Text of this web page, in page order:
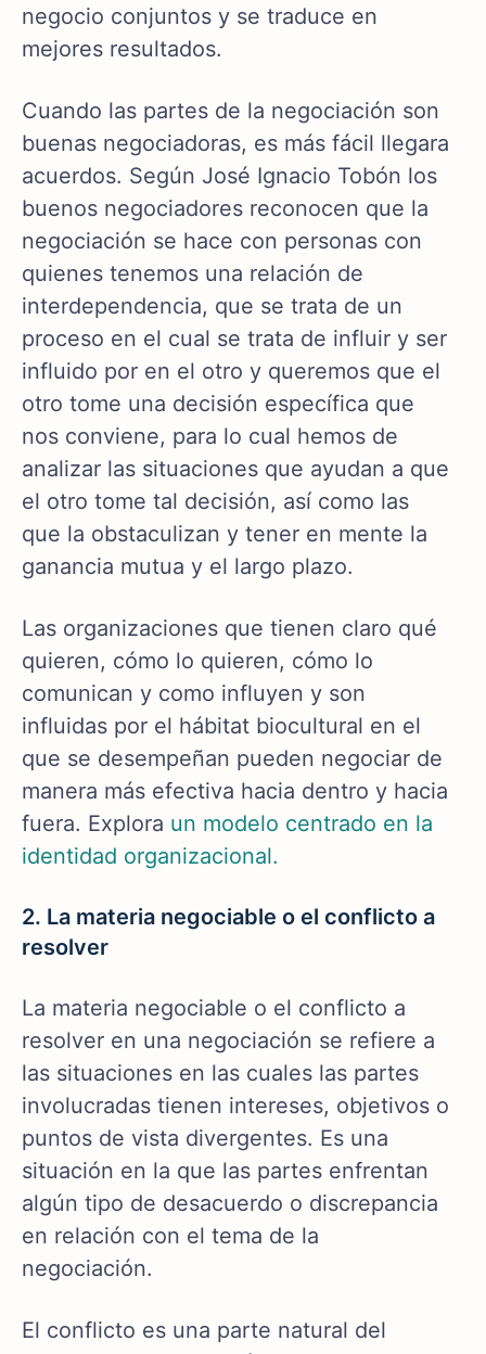
negocio conjuntos y se traduce en
mejores resultados.
Cuando las partes de la negociación son
buenas negociadoras, es más fácil llegara
acuerdos. Según José Ignacio Tobón los
buenos negociadores reconocen que la
negociación se hace con personas con
quienes tenemos una relación de
interdependencia, que se trata de un
proceso en el cual se trata de influir y ser
influido por en el otro y queremos que el
otro tome una decisión específica que
nos conviene, para lo cual hemos de
analizar las situaciones que ayudan a que
el otro tome tal decisión, así como las
que la obstaculizan y tener en mente la
ganancia mutua y el largo plazo.
Las organizaciones que tienen claro qué
quieren, cómo lo quieren, cómo lo
comunican y como influyen y son
influidas por el hábitat biocultural en el
que se desempeñan pueden negociar de
manera más efectiva hacia dentro y hacia
fuera. Explora un modelo centrado en la
identidad organizacional.
2. La materia negociable o el conflicto a
resolver
La materia negociable o el conflicto a
resolver en una negociación se refiere a
las situaciones en las cuales las partes
involucradas tienen intereses, objetivos o
puntos de vista divergentes. Es una
situación en la que las partes enfrentan
algún tipo de desacuerdo o discrepancia
en relación con el tema de la
negociación.
El conflicto es una parte natural del